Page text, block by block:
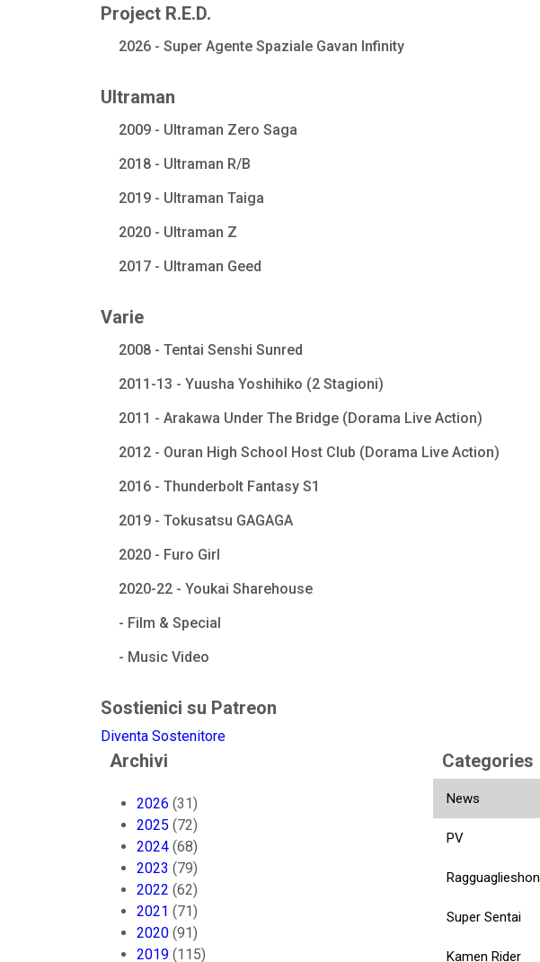
Project R.E.D.
2026 - Super Agente Spaziale Gavan Infinity
Ultraman
2009 - Ultraman Zero Saga
2018 - Ultraman R/B
2019 - Ultraman Taiga
2020 - Ultraman Z
2017 - Ultraman Geed
Varie
2008 - Tentai Senshi Sunred
2011-13 - Yuusha Yoshihiko (2 Stagioni)
2011 - Arakawa Under The Bridge (Dorama Live Action)
2012 - Ouran High School Host Club (Dorama Live Action)
2016 - Thunderbolt Fantasy S1
2019 - Tokusatsu GAGAGA
2020 - Furo Girl
2020-22 - Youkai Sharehouse
- Film & Special
- Music Video
Sostienici su Patreon
Diventa Sostenitore
Archivi
2026 (31)
2025 (72)
2024 (68)
2023 (79)
2022 (62)
2021 (71)
2020 (91)
2019 (115)
Categories
News
PV
Ragguaglieshon
Super Sentai
Kamen Rider